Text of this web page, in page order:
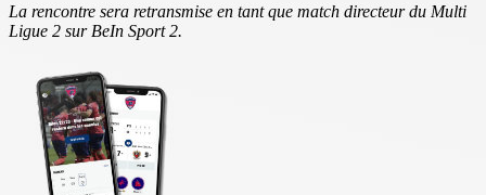
La rencontre sera retransmise en tant que match directeur du Multi
Ligue 2 sur BeIn Sport 2.